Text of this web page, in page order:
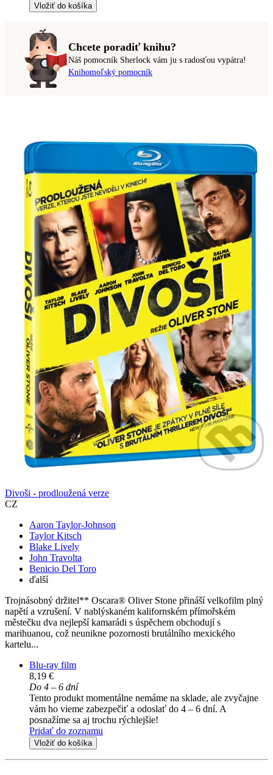
Vložiť do košíka
Chcete poradiť knihu?
Náš pomocník Sherlock vám ju s radosťou vypátra!
Knihomoľský pomocník
Divoši - prodloužená verze
CZ
Aaron Taylor-Johnson
Taylor Kitsch
Blake Lively
John Travolta
Benicio Del Toro
ďalší
Trojnásobný držitel** Oscara® Oliver Stone přináší velkofilm plný
napětí a vzrušení. V nablýskaném kalifornském přímořském
městečku dva nejlepší kamarádi s úspěchem obchodují s
marihuanou, což neunikne pozornosti brutálního mexického
kartelu...
Blu-ray film
8,19 €
Do 4 – 6 dní
Tento produkt momentálne nemáme na sklade, ale zvyčajne
vám ho vieme zabezpečiť a odoslať do 4 – 6 dní. A
posnažíme sa aj trochu rýchlejšie!
Pridať do zoznamu
Vložiť do košíka